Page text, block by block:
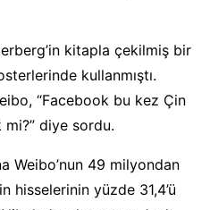
kitapla çekilmiş bir
kullanmıştı.
“Facebook bu kez Çin
mi?” diye sordu.
Weibo’nun 49 milyondan
hisselerinin yüzde 31,4’ü